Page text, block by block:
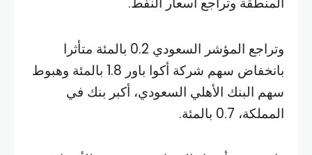
وتراجع المؤشر السعودي 0.2 بالمئة متأثرا
بانخفاض سهم شركة أكوا باور 1.8 بالمئة وهبوط
سهم البنك الأهلي السعودي، أكبر بنك في
المملكة، 0.7 بالمئة.